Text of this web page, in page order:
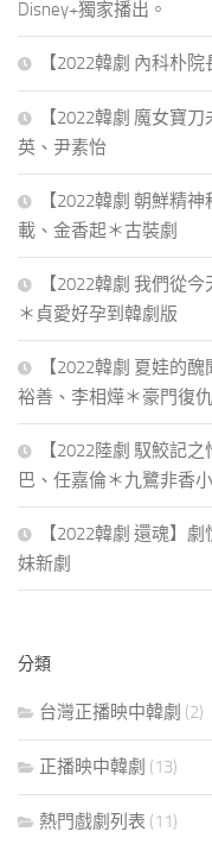
Disney+獨家播出。
【2022韓劇 內科朴
【2022韓劇 魔女寶
英、尹素怡
【2022韓劇 朝鮮精
載、金香起＊古裝劇
【2022韓劇 我們從
＊貞愛好孕到韓劇版
【2022韓劇 夏娃的
裕善、李相燁＊豪門復
【2022陸劇 馭鮫記
巴、任嘉倫＊九鷺非香
【2022韓劇 還魂】
妹新劇
分類
台灣正播映中韓劇 (2)
正播映中韓劇 (13)
熱門戲劇列表 (11)